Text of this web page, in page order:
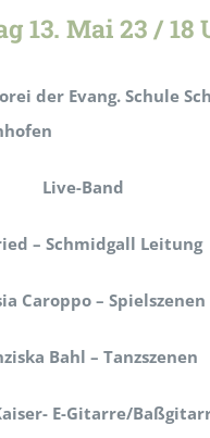
13. Mai 23 / 18
der Evang. Schule
Live-Band
– Schmidgall Leitung
Caroppo – Spielszenen
Bahl – Tanzszenen
E-Gitarre/